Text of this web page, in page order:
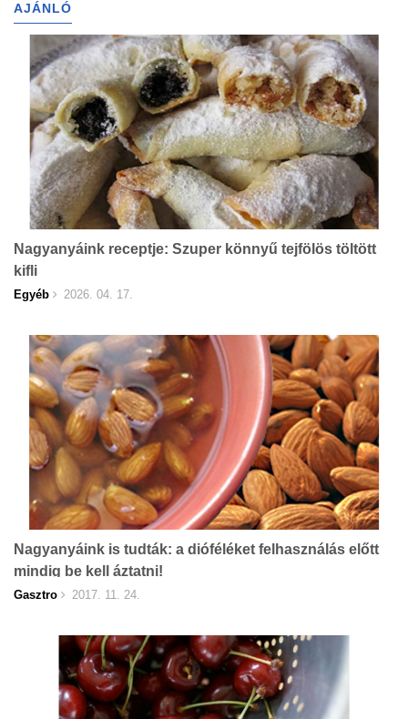
AJÁNLÓ
Nagyanyáink receptje: Szuper könnyű tejfölös töltött
kifli
Egyéb 2026. 04. 17.
Nagyanyáink is tudták: a dióféléket felhasználás előtt
mindig be kell áztatni!
Gasztro 2017. 11. 24.